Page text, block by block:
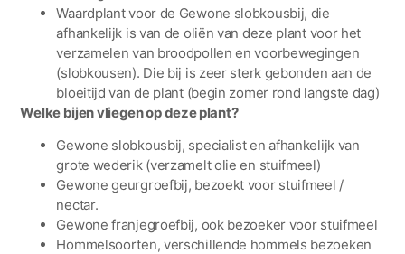
Waardplant voor de Gewone slobkousbij, die
afhankelijk is van de oliën van deze plant voor het
verzamelen van broodpollen en voorbewegingen
(slobkousen). Die bij is zeer sterk gebonden aan de
bloeitijd van de plant (begin zomer rond langste dag)
Welke bijen vliegen op deze plant?
Gewone slobkousbij, specialist en afhankelijk van
grote wederik (verzamelt olie en stuifmeel)
Gewone geurgroefbij, bezoekt voor stuifmeel /
nectar.
Gewone franjegroefbij, ook bezoeker voor stuifmeel
Hommelsoorten, verschillende hommels bezoeken